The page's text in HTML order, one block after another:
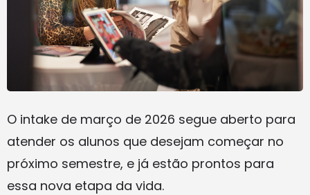
O intake de março de 2026 segue aberto para
atender os alunos que desejam começar no
próximo semestre, e já estão prontos para
essa nova etapa da vida.